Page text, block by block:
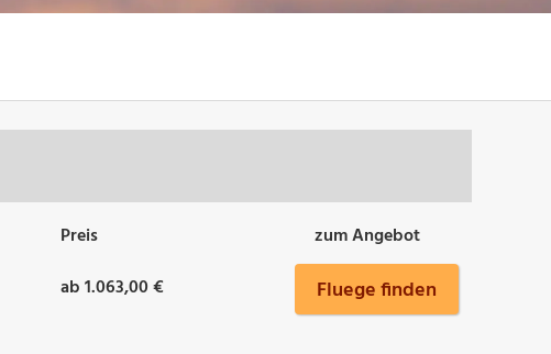
Preis
zum Angebot
ab 1.063,00 € Fluege finden